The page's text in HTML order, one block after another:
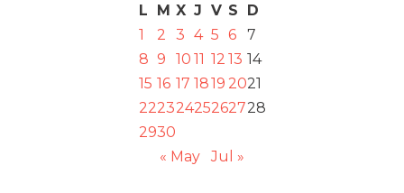
L
M X J V S
D
1
2 3 4 5 6
7
8 9 10 11 12 13 14
15 16 17 1819 2021
22232425262728
2930
« May
Jul »